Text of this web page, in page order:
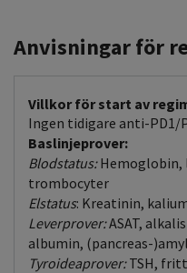
Anvisningar för
Villkor för start av
Ingen tidigare anti-PD1/
Baslinjeprover:
Blodstatus:Hemoglobin,
trombocyter
Elstatus: Kreatinin,
Leverprover:ASAT,
albumin, (pancreas-
Tyroideaprover:TSH,